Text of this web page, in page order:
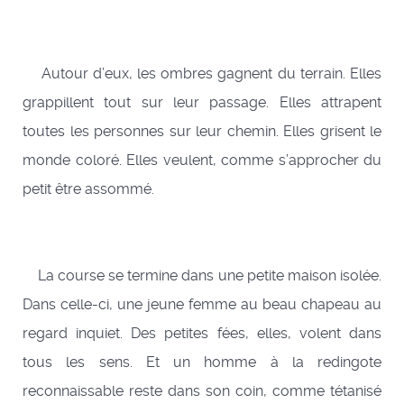
Autour d’eux, les ombres gagnent du terrain. Elles
grappillent tout sur leur passage. Elles attrapent
toutes les personnes sur leur chemin. Elles grisent le
monde coloré. Elles veulent, comme s’approcher du
petit être assommé.
La course se termine dans une petite maison isolée.
Dans celle-ci, une jeune femme au beau chapeau au
regard inquiet. Des petites fées, elles, volent dans
tous les sens. Et un homme à la redingote
reconnaissable reste dans son coin, comme tétanisé